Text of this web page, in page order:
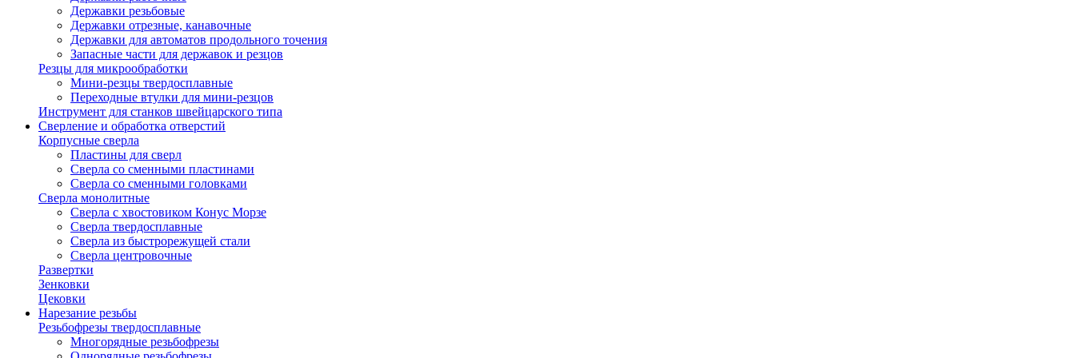
Державки резьбовые
Державки отрезные, канавочные
Державки для автоматов продольного точения
Запасные части для державок и резцов
Резцы для микрообработки
Мини-резцы твердосплавные
Переходные втулки для мини-резцов
Инструмент для станков швейцарского типа
Сверление и обработка отверстий
Корпусные сверла
Пластины для сверл
Сверла со сменными пластинами
Сверла со сменными головками
Сверла монолитные
Сверла с хвостовиком Конус Морзе
Сверла твердосплавные
Сверла из быстрорежущей стали
Сверла центровочные
Развертки
Зенковки
Цековки
Нарезание резьбы
Резьбофрезы твердосплавные
Многорядные резьбофрезы